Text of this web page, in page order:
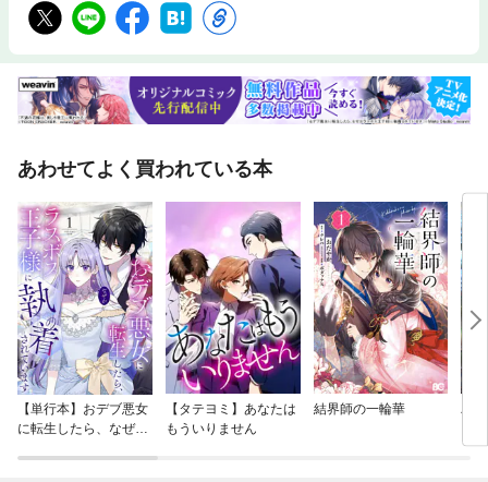
あわせてよく買われている本
【単行本】おデブ悪女
に転生したら、なぜか
【タテヨミ】あなたは
もういりません
結界師の一輪華
バ
今